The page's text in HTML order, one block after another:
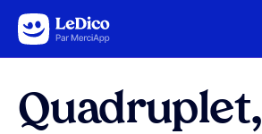
Aller au contenu
Quadruplet,